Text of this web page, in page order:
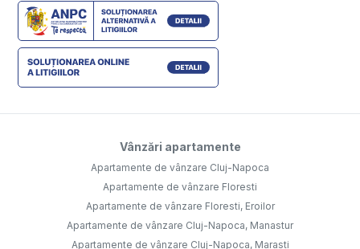
Vânzări apartamente
Apartamente de vânzare Cluj-Napoca
Apartamente de vânzare Floresti
Apartamente de vânzare Floresti, Eroilor
Apartamente de vânzare Cluj-Napoca, Manastur
Apartamente de vânzare Cluj-Napoca, Marasti